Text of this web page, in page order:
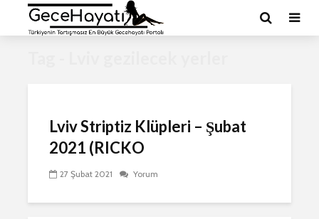
Lviv Striptiz Klüpleri – Şubat
2021 (RICKO
27 Şubat 2021 Yorum